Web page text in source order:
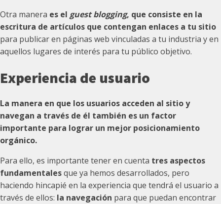
Otra manera es el guest blogging, que consiste en la
escritura de artículos que contengan enlaces a tu sitio
para publicar en páginas web vinculadas a tu industria y en
aquellos lugares de interés para tu público objetivo.
Experiencia de usuario
La manera en que los usuarios acceden al sitio y
navegan a través de él también es un factor
importante para lograr un mejor posicionamiento
orgánico.
Para ello, es importante tener en cuenta tres aspectos
fundamentalesque ya hemos desarrollados, pero
haciendo hincapié en la experiencia que tendrá el usuario a
través de ellos: la navegación para que puedan encontrar